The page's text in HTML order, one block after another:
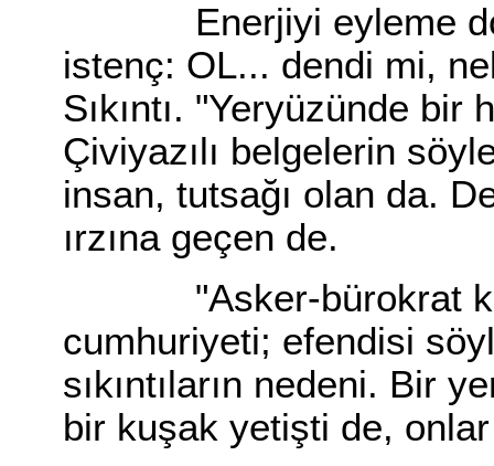
Enerjiyi eyleme
istenç: OL... dendi mi,
Sıkıntı. "Yeryüzünde
Çiviyazılı belgelerin
insan, tutsağı olan da.
ırzına geçen de.
"Asker-bürokrat
cumhuriyeti; efendisi
sıkıntıların nedeni. Bir
bir kuşak yetişti de,